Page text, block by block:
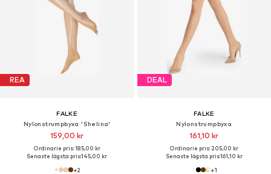
REA
FALKE
Nylonstrumpbyxa 'Shelina'
159,00 kr
Ordinarie pris: 185,00 kr
Senaste lägsta pris:145,00 kr
+2
DEAL
FALKE
Nylonstrumpbyxa
161,10 kr
Ordinarie pris: 205,00 kr
Senaste lägsta pris:161,10 kr
+1